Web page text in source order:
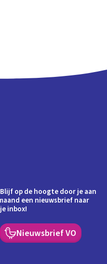
op de hoogte door je aan
een nieuwsbrief naar
inbox!
Nieuwsbrief VO